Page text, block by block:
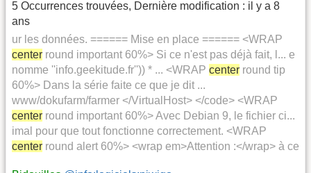
5 Occurrences trouvées, Dernière modification : il y a 8
ans
ur les données. ====== Mise en place ====== <WRAP
center round important 60%> Si ce n'est pas déjà fait, l... e
nomme ''info.geekitude.fr'')) * ... <WRAP center round tip
60%> Dans la série faite ce que je dit ...
www/dokufarm/farmer </VirtualHost> </code> <WRAP
center round important 60%> Avec Debian 9, le fichier ci...
imal pour que tout fonctionne correctement. <WRAP
center round alert 60%> <wrap em>Attention :</wrap> à ce